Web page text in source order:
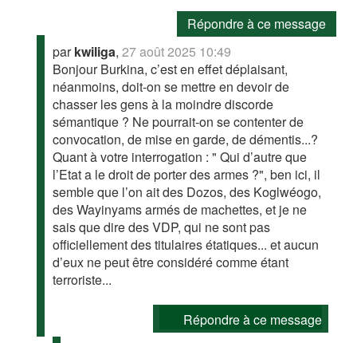
Répondre à ce message
parkwiliga,27 août 2025 10:49
Bonjour Burkina, c’est en effet déplaisant,
néanmoins, doit-on se mettre en devoir de
chasser les gens à la moindre discorde
sémantique ? Ne pourrait-on se contenter de
convocation, de mise en garde, de démentis...?
Quant à votre interrogation : " Qui d’autre que
l’Etat a le droit de porter des armes ?", ben ici, il
semble que l’on ait des Dozos, des Koglwéogo,
des Wayinyams armés de machettes, et je ne
sais que dire des VDP, qui ne sont pas
officiellement des titulaires étatiques... et aucun
d’eux ne peut être considéré comme étant
terroriste...
Répondre à ce message